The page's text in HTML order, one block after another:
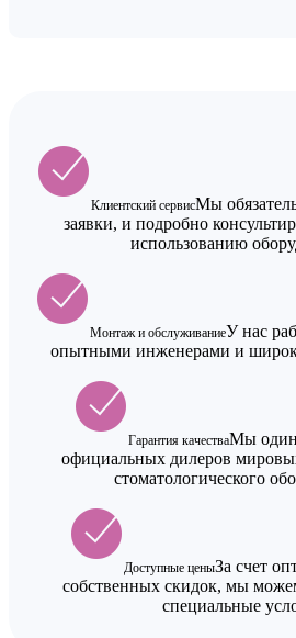
Клиентский сервисМы
заявки, и подробно
использованию
Монтаж и обслуживаниеУ нас
опытными инженерами и
Гарантия качестваМы
официальных дилеров
стоматологического
Доступные ценыЗа счет
собственных скидок, мы
специальные